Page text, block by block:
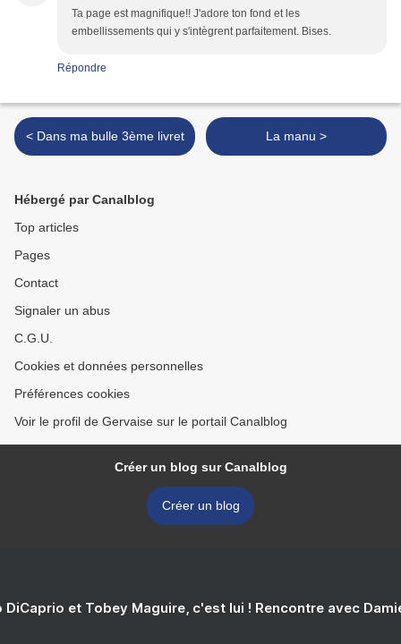
Ta page est magnifique!! J'adore ton fond et les
embellissements qui y s'intègrent parfaitement. Bises.
Répondre
< Dans ma bulle 3ème livret La manu >
Hébergé par Canalblog
Top articles
Pages
Contact
Signaler un abus
C.G.U.
Cookies et données personnelles
Préférences cookies
Voir le profil de Gervaise sur le portail Canalblog
Créer un blog sur Canalblog
Créer un blog
DiCaprio et Tobey Maguire, c'est lui ! Rencontre avec